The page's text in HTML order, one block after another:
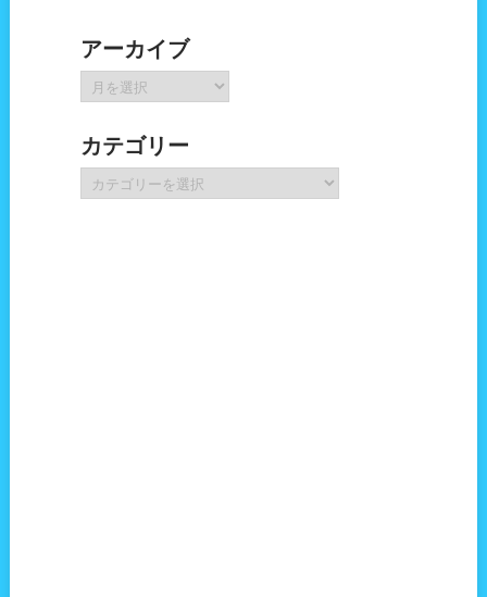
アーカイブ
ー
イ
ブ
カテゴリー
テ